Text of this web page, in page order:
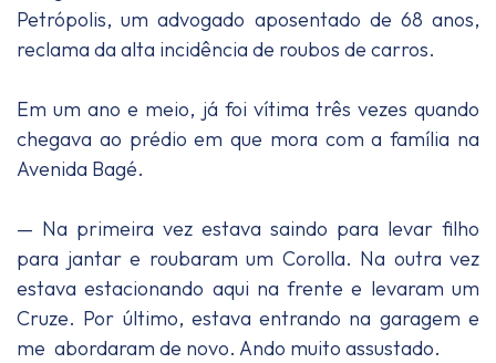
Petrópolis, um advogado aposentado de 68 anos,
reclama da alta incidência de roubos de carros.
Em um ano e meio, já foi vítima três vezes quando
chegava ao prédio em que mora com a família na
Avenida Bagé.
— Na primeira vez estava saindo para levar filho
para jantar e roubaram um Corolla. Na outra vez
estava estacionando aqui na frente e levaram um
Cruze. Por último, estava entrando na garagem e
me abordaram de novo. Ando muito assustado.